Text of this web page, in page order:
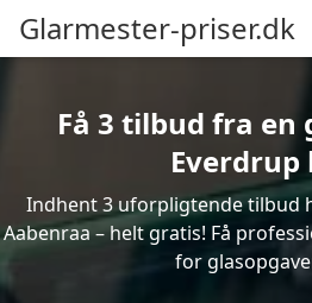
Glarmester-priser.dk
Få 3 tilbud fra en
Everdrup
Indhent 3 uforpligtende tilbud
Aabenraa – helt gratis! Få
for